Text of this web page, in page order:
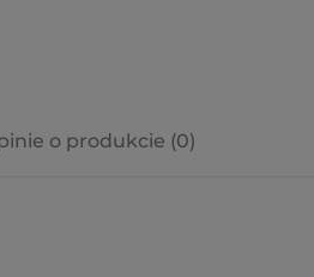
o produkcie (0)